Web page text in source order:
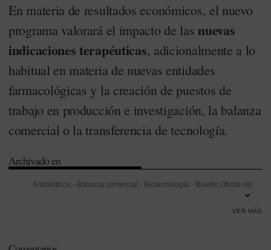
En materia de resultados económicos, el nuevo
programa valorará el impacto de las nuevas
indicaciones terapéuticas, adicionalmente a lo
habitual en materia de nuevas entidades
farmacológicas y la creación de puestos de
trabajo en producción e investigación, la balanza
comercial o la transferencia de tecnología.
Archivado en
Antibióticos - Balanza comercial - Biotecnología - Boletín Oficial del
VER MÁS